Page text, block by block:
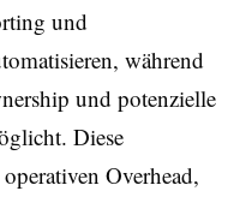
und
während
und potenzielle
Diese
Overhead,